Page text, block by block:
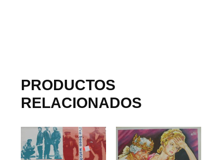
PRODUCTOS
RELACIONADOS